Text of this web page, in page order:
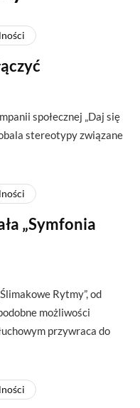
społecznej „Daj się
stereotypy związane
„Symfonia
Rytmy”, od
możliwości
przywraca do